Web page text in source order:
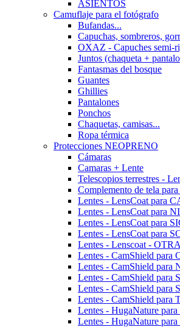
ASIENTOS
Camuflaje para el fotógrafo
Bufandas...
Capuchas, sombreros,
OXAZ - Capuches semi-
Juntos (chaqueta +
Fantasmas del bosque
Guantes
Ghillies
Pantalones
Ponchos
Chaquetas, camisas...
Ropa térmica
Protecciones NEOPRENO
Cámaras
Camaras + Lente
Telescopios terrestres -
Complemento de tela
Lentes - LensCoat para
Lentes - LensCoat para
Lentes - LensCoat para
Lentes - LensCoat para
Lentes - Lenscoat -
Lentes - CamShield para
Lentes - CamShield para
Lentes - CamShield para
Lentes - CamShield para
Lentes - CamShield para
Lentes - HugaNature
Lentes - HugaNature